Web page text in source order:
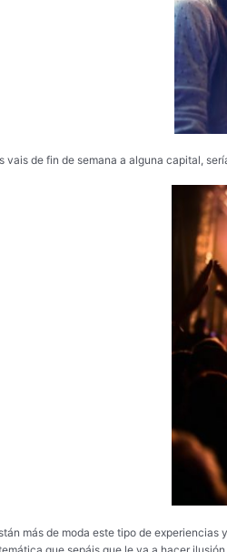
vais de fin de semana a alguna capital,
más de moda este tipo de experiencias